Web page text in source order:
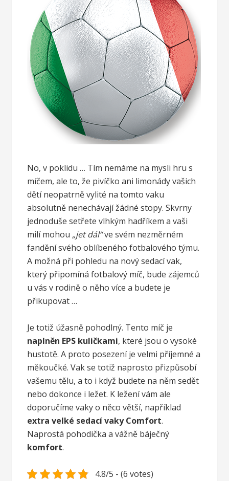
No, v poklidu … Tím nemáme na mysli hru s
míčem, ale to, že pivíčko ani limonády vašich
dětí neopatrně vylité na tomto vaku
absolutně nenechávají žádné stopy. Skvrny
jednoduše setřete vlhkým hadříkem a vaši
milí mohou„jet dál“ve svém nezměrném
fandění svého oblíbeného fotbalového týmu.
A možná při pohledu na nový sedací vak,
který připomíná fotbalový míč, bude zájemců
u vás v rodině o něho více a budete je
přikupovat …
Je totiž úžasně pohodlný. Tento míč je
naplněn EPS kuličkami, které jsou o vysoké
hustotě. A proto posezení je velmi příjemné a
měkoučké. Vak se totiž naprosto přizpůsobí
vašemu tělu, a to i když budete na něm sedět
nebo dokonce i ležet. K ležení vám ale
doporučíme vaky o něco větší, například
extra velké sedací vaky Comfort.
Naprostá pohodička a vážně báječný
komfort.
4.8/5 - (6 votes)